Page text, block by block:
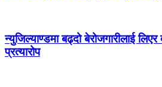
न्युजिल्याण्डमा बढ्दो बेरोजगारीलाई
प्रत्यारोप